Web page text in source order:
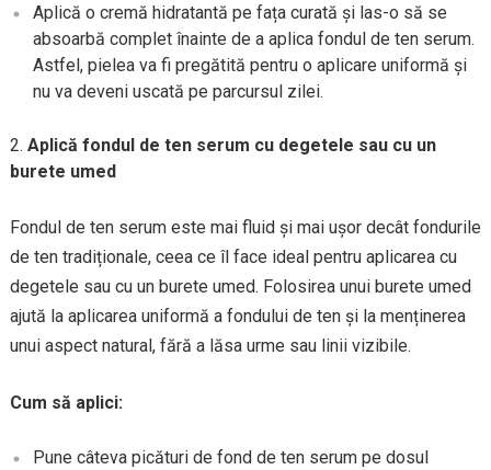
Aplică o cremă hidratantă pe fața curată și las-o să se
absoarbă complet înainte de a aplica fondul de ten serum.
Astfel, pielea va fi pregătită pentru o aplicare uniformă și
nu va deveni uscată pe parcursul zilei.
Aplică fondul de ten serum cu degetele sau cu un
burete umed
Fondul de ten serum este mai fluid și mai ușor decât fondurile
de ten tradiționale, ceea ce îl face ideal pentru aplicarea cu
degetele sau cu un burete umed. Folosirea unui burete umed
ajută la aplicarea uniformă a fondului de ten și la menținerea
unui aspect natural, fără a lăsa urme sau linii vizibile.
Cum să aplici:
Pune câteva picături de fond de ten serum pe dosul